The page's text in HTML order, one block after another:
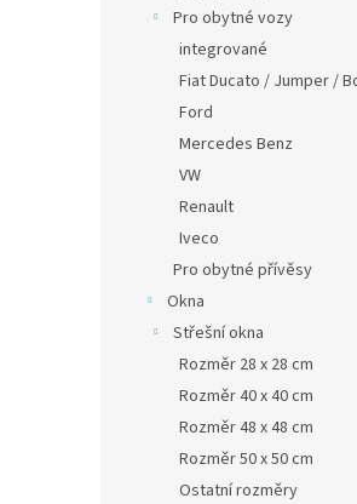
Pro obytné vozy
integrované
Fiat Ducato / Jumper /
Ford
Mercedes Benz
VW
Renault
Iveco
Pro obytné přívěsy
Okna
Střešní okna
Rozměr 28 x 28 cm
Rozměr 40 x 40 cm
Rozměr 48 x 48 cm
Rozměr 50 x 50 cm
Ostatní rozměry